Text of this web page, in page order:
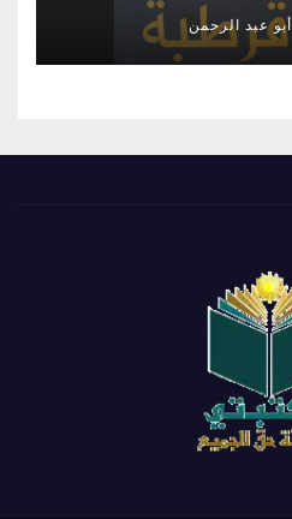
أبو عبد الرحمن